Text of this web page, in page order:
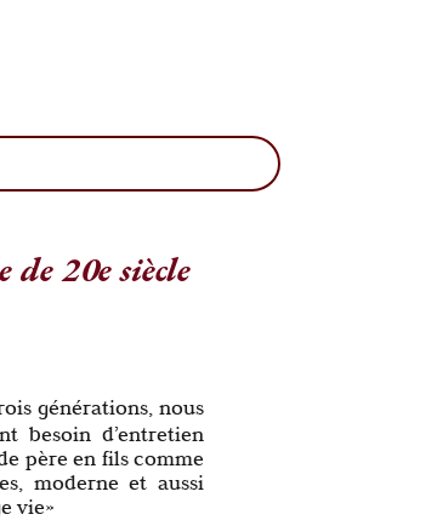
20e siècle
générations, nous
besoin d’entretien
père en fils comme
moderne et aussi
vie»